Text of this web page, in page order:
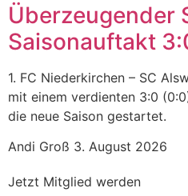
Überzeugender
Saisonauftakt
1. FC Niederkirchen – SC
mit einem verdienten 3:0
die neue Saison gestartet.
Andi Groß 3. August 2026
Jetzt Mitglied werden